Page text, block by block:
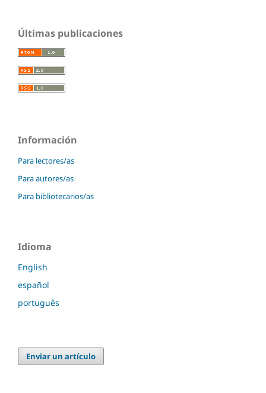
Últimas publicaciones
Información
Para lectores/as
Para autores/as
Para bibliotecarios/as
Idioma
English
español
português
Enviar un artículo